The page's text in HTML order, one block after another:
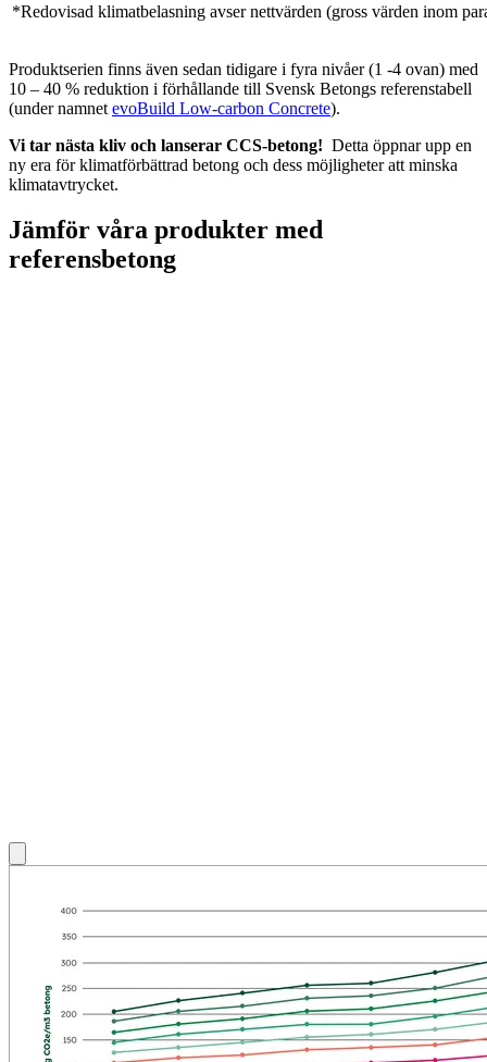
*Redovisad klimatbelasning avser nettvärden (gross värden inom
Produktserien finns även sedan tidigare i fyra nivåer (1 -4 ovan) med
10 – 40 % reduktion i förhållande till Svensk Betongs referenstabell
(under namnet evoBuild Low-carbon Concrete).
Vi tar nästa kliv och lanserar CCS-betong! Detta öppnar upp en
ny era för klimatförbättrad betong och dess möjligheter att minska
klimatavtrycket.
Jämför våra produkter med
referensbetong